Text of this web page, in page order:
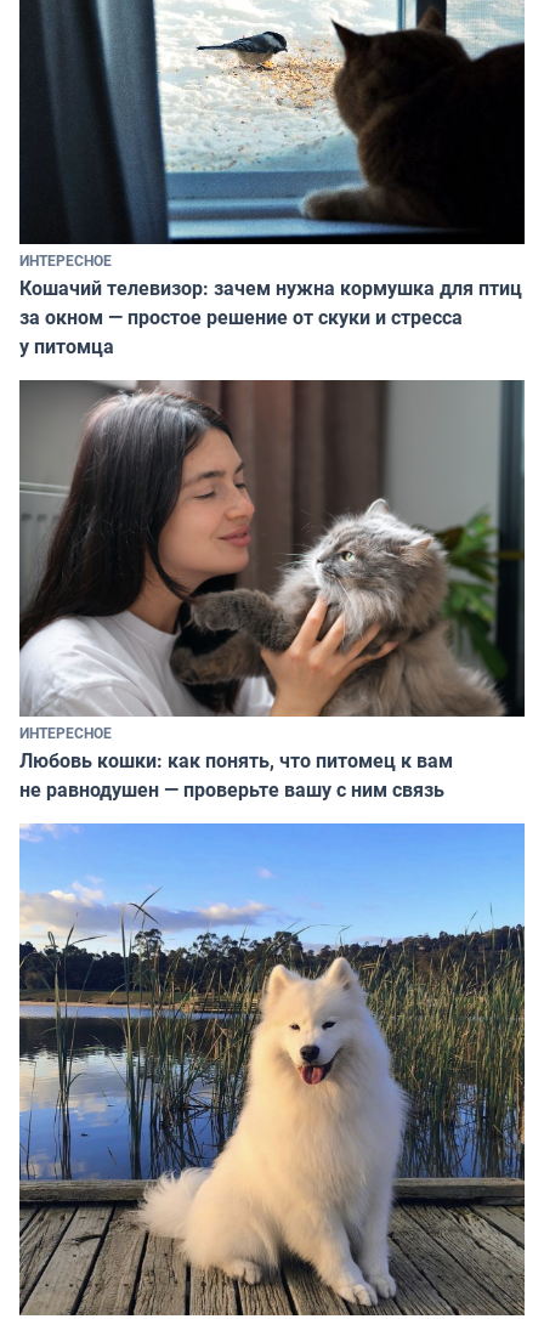
ИНТЕРЕСНОЕ
Кошачий телевизор: зачем нужна кормушка для птиц
за окном — простое решение от скуки и стресса
у питомца
ИНТЕРЕСНОЕ
Любовь кошки: как понять, что питомец к вам
не равнодушен — проверьте вашу с ним связь